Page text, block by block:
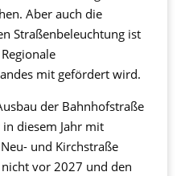
Aber auch die
Straßenbeleuchtung ist
mit gefördert wird.
der Bahnhofstraße
diesem Jahr mit
und Kirchstraße
vor 2027 und den